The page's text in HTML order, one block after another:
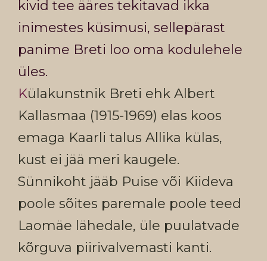
kivid tee ääres tekitavad ikka
inimestes küsimusi, sellepärast
panime Breti loo oma kodulehele
üles.
Külakunstnik Breti ehk Albert
Kallasmaa (1915-1969) elas koos
emaga Kaarli talus Allika külas,
kust ei jää meri kaugele.
Sünnikoht jääb Puise või Kiideva
poole sõites paremale poole teed
Laomäe lähedale, üle puulatvade
kõrguva piirivalvemasti kanti.